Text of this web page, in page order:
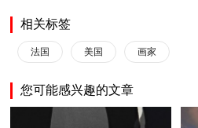
相关标签
法国 美国 画家
您可能感兴趣的文章